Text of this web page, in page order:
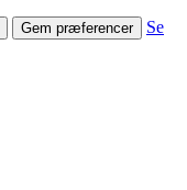
Gem præferencer
Se